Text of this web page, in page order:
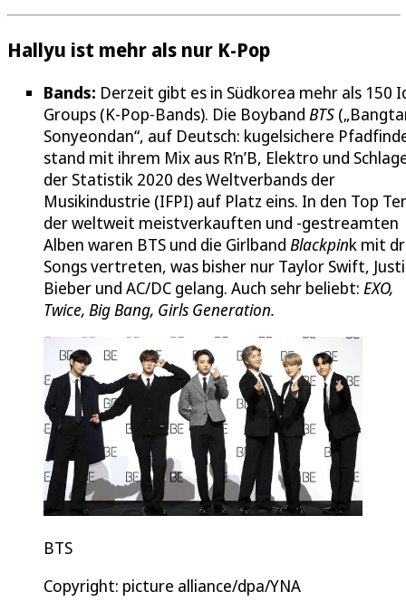
Hallyu ist mehr als nur K-Pop
Bands: Derzeit gibt es in Südkorea mehr als 150
Groups (K-Pop-Bands). Die Boyband BTS
Sonyeondan“, auf Deutsch: kugelsichere
stand mit ihrem Mix aus R’n’B, Elektro und
der Statistik 2020 des Weltverbands der
Musikindustrie (IFPI) auf Platz eins. In den Top
der weltweit meistverkauften und -gestreamten
Alben waren BTS und die Girlband Blackpink mit
Songs vertreten, was bisher nur Taylor Swift,
Bieber und AC/DC gelang. Auch sehr beliebt: EXO,
Twice, Big Bang, Girls Generation.
BTS
Copyright: picture alliance/dpa/YNA